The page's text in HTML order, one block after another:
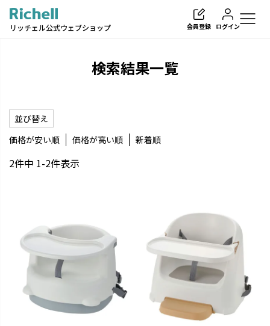
リッチェル公式ウェブショップ 会員登録 ログイン
検索結果一覧
並び替え
価格が安い順
価格が高い順 新着順
2件中 1-2件表示